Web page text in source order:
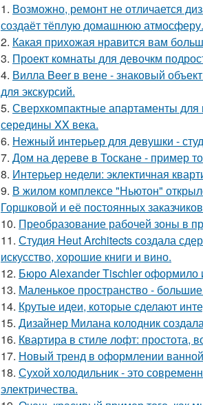
1. Возможно, ремонт не отличается
создаёт тёплую домашнюю атмосферу.
2. Какая прихожая нравится вам
3. Проект комнаты для девочкм
4. Вилла Beer в вене - знаковый
для экскурсий.
5. Сверхкомпактные апартаменты
середины XX века.
6. Нежный интерьер для девушки -
7. Дом на дереве в Тоскане - пример
8. Интерьер недели: эклектичная
9. В жилом комплексе "Ньютон"
Горшковой и её постоянных
10. Преобразование рабочей зоны в
11. Студия Heut Architects создала
искусство, хорошие книги и вино.
12. Бюро Alexander Tischler оформило
13. Маленькое пространство -
14. Крутые идеи, которые сделают
15. Дизайнер Милана колодник
16. Квартира в стиле лофт: простота,
17. Новый тренд в оформлении
18. Сухой холодильник - это
электричества.